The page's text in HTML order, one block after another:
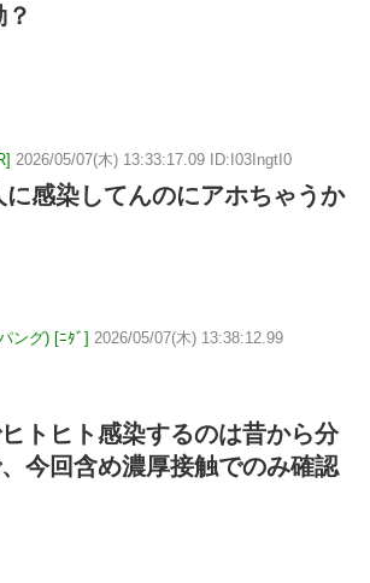
2026/05/07(木) 13:33:17.09 ID:I03IngtI0
感染してんのにアホちゃうか
ング) [ﾆﾀﾞ] 2026/05/07(木) 13:38:12.99
トヒト感染するのは昔から分
今回含め濃厚接触でのみ確認